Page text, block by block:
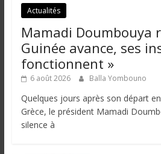
Actualités
Mamadi Doumbouya
Guinée avance, ses
fonctionnent »
6 août 2026 Balla Yombouno
Quelques jours après son départ
Grèce, le président Mamadi
silence à